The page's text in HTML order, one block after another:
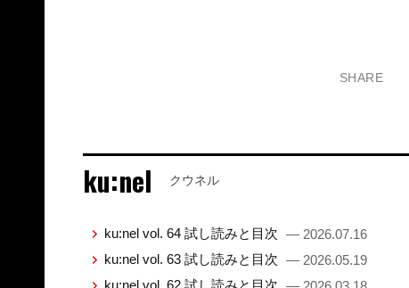
SHARE
ku:nel クウネル
ku:nel vol. 64 試し読みと目次 — 2026.07.16
ku:nel vol. 63 試し読みと目次 — 2026.05.19
ku:nel vol. 62 試し読みと目次